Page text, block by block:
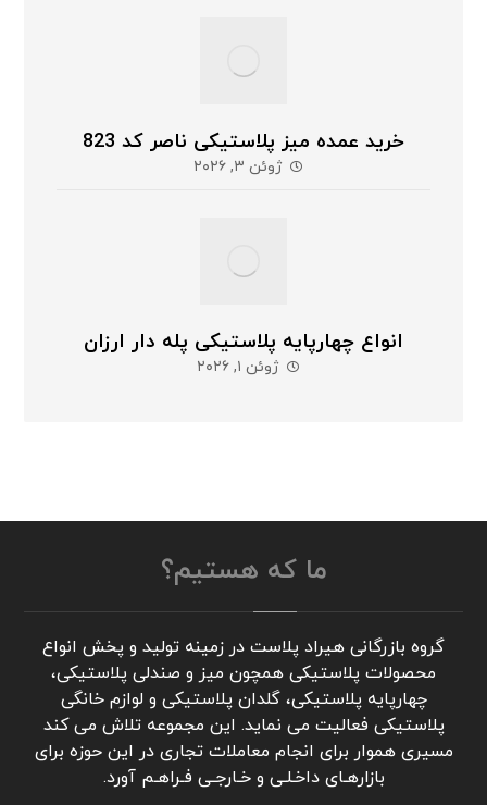
خرید عمده میز پلاستیکی ناصر کد 823
ژوئن ۳, ۲۰۲۶
انواع چهارپایه پلاستیکی پله دار ارزان
ژوئن ۱, ۲۰۲۶
ما که هستیم؟
گروه بازرگانی هیراد پلاست در زمینه تولید و پخش انواع
محصولات پلاستیکی همچون میز و صندلی پلاستیکی،
چهارپایه پلاستیکی، گلدان پلاستیکی و لوازم خانگی
پلاستیکی فعالیت می نماید. این مجموعه تلاش می کند
مسیری هموار برای انجام معاملات تجاری در این حوزه برای
بازارهـای داخـلـی و خـارجـی فـراهـم آورد.